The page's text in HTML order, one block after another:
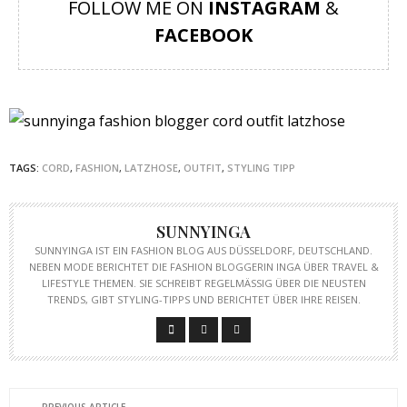
FOLLOW ME ON INSTAGRAM &
FACEBOOK
TAGS: CORD, FASHION, LATZHOSE, OUTFIT, STYLING TIPP
SUNNYINGA
SUNNYINGA IST EIN FASHION BLOG AUS DÜSSELDORF, DEUTSCHLAND.
NEBEN MODE BERICHTET DIE FASHION BLOGGERIN INGA ÜBER TRAVEL &
LIFESTYLE THEMEN. SIE SCHREIBT REGELMÄSSIG ÜBER DIE NEUSTEN T
RENDS, GIBT STYLING-TIPPS UND BERICHTET ÜBER IHRE REISEN.